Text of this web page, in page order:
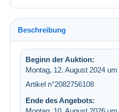
Beschreibung
Beginn der Auktion:
Montag, 12. August 2024 um
Artikel n°2082756108
Ende des Angebots: